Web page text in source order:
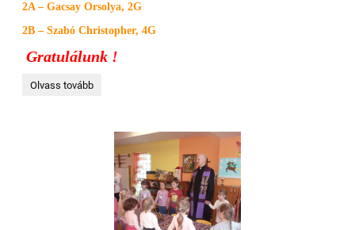
2A – Gacsay Orsolya, 2G
2B – Szabó Christopher, 4G
Gratulálunk !
ANGOL-
Olvass tovább